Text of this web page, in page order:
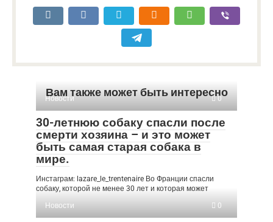
Вам также может быть интересно
Новости 0
30-летнюю собаку спасли после
смерти хозяина – и это может
быть самая старая собака в
мире.
Инстаграм: lazare_le_trentenaire Во Франции спасли
собаку, которой не менее 30 лет и которая может
Новости
0